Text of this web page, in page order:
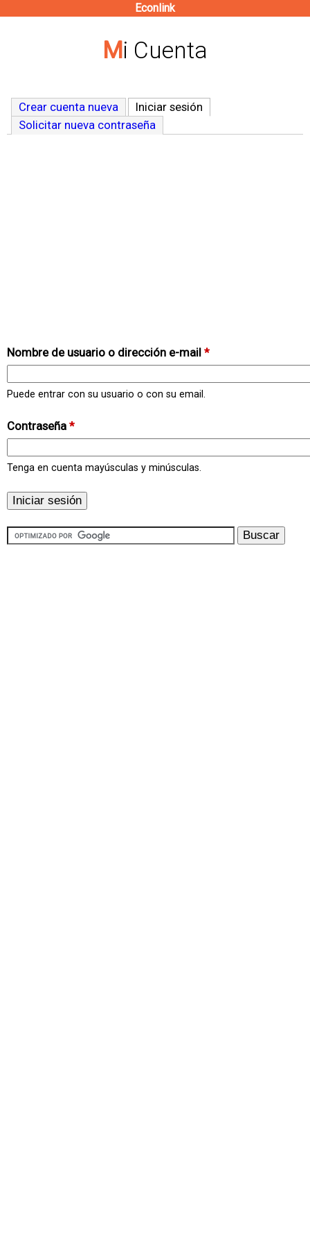
contenido
Econlink
Mi Cuenta
Crear cuenta nueva Iniciar sesión
Solicitar nueva contraseña
Nombre de usuario o dirección e-mail *
Puede entrar con su usuario o con su email.
Contraseña *
Tenga en cuenta mayúsculas y minúsculas.